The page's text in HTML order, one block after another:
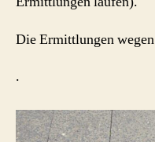
Die Ermittlungen wegen
.